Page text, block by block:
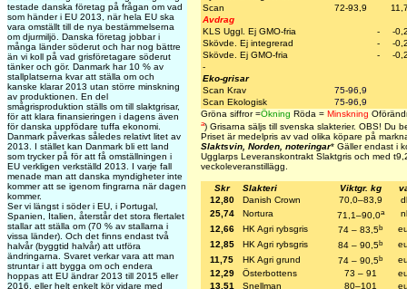
testade danska företag på frågan om vad
som händer i EU 2013, när hela EU ska
vara omställt till de nya bestämmelserna
om djurmiljö. Danska företag jobbar i
många länder söderut och har nog bättre
än vi koll på vad grisföretagare söderut
tänker och gör. Danmark har 10 % av
stallplatserna kvar att ställa om och
kanske klarar 2013 utan större minskning
av produktionen. En del
smågrisproduktion ställs om till slaktgrisar,
för att klara finansieringen i dagens även
för danska uppfödare tuffa ekonomi.
Danmark påverkas således relativt litet av
2013. I stället kan Danmark bli ett land
som trycker på för att få omställningen i
EU verkligen verkställd 2013. I varje fall
menade man att danska myndigheter inte
kommer att se igenom fingrarna när dagen
kommer.
Ser vi längst i söder i EU, i Portugal,
Spanien, Italien, återstår det stora flertalet
stallar att ställa om (70 % av stallarna i
vissa länder). Och det finns endast två
halvår (byggtid halvår) att utföra
ändringarna. Svaret verkar vara att man
struntar i att bygga om och endera
hoppas att EU ändrar 2013 till 2015 eller
2016, eller helt enkelt kör vidare med
Scan
72-93,9
Avdrag
KLS Uggl. Ej GMO-fria
-
-
Skövde. Ej integrerad
-
-
Skövde. Ej GMO-fria
-
-
-
Eko-grisar
Scan Krav
75-96,9
Scan Ekologisk
75-96,9
Gröna siffror =Ökning Röda = Minskning
a) Grisarna säljs till svenska slakterier. OBS! Du
Priset är medelpris av vad olika köpare på
Slaktsvin, Norden, noteringar* Gäller endast i
Ugglarps Leveranskontrakt Slaktgris och med t
veckoleveranstillägg.
Skr Slakteri Viktgr. kg
12,80
Danish Crown 70,0–83,9
25,74
Nortura 71,1–90,0a
12,66
HK Agri rybsgris 74 – 83,5b
12,85
HK Agri rybsgris 84 – 90,5b
11,75
HK Agri grund 74 – 90,5b
12,29
Österbottens 73 – 91
13,51
Snellman 80–101